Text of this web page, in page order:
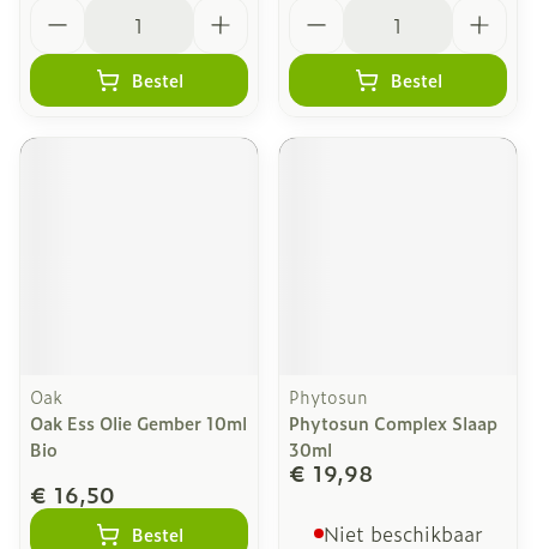
Bestel Bestel
Oak
Oak Ess Olie Gember 10ml
Bio
€ 16,50
Bestel
Phytosun
Phytosun Complex Slaap
30ml
€ 19,98
Niet beschikbaar